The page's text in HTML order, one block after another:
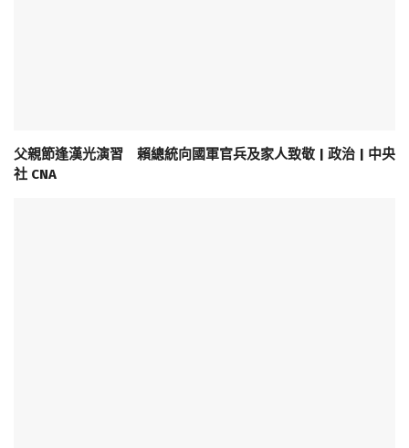
父親節逢漢光演習 賴總統向國軍官兵及家人致敬 | 政治 | 中央
社 CNA